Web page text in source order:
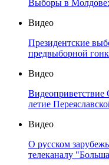
Выборы в Молдове:
Видео
Президентские
предвыборной
Видео
Видеоприветствие
летие
Видео
О русском
телеканалу